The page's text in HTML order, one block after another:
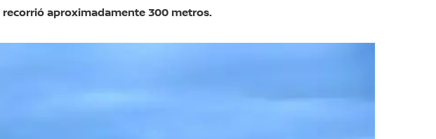
recorrió aproximadamente 300 metros.